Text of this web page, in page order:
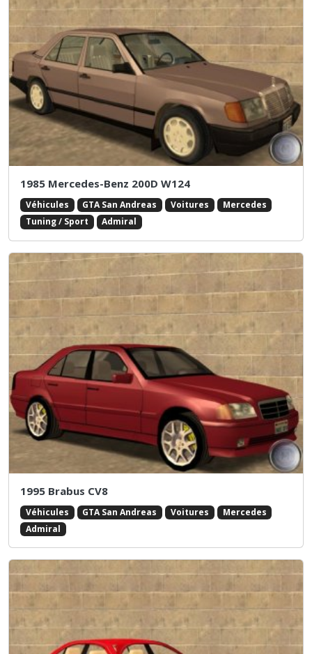
1985 Mercedes-Benz 200D W124
Véhicules GTA San Andreas Voitures
Mercedes
Tuning / Sport
Admiral
1995 Brabus CV8
Véhicules GTA San Andreas Voitures
Mercedes
Admiral